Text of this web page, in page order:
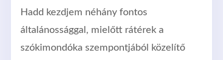
Hadd kezdjem néhány fontos
általánossággal, mielőtt rátérek a
szókimondóka szempontjából közelítő